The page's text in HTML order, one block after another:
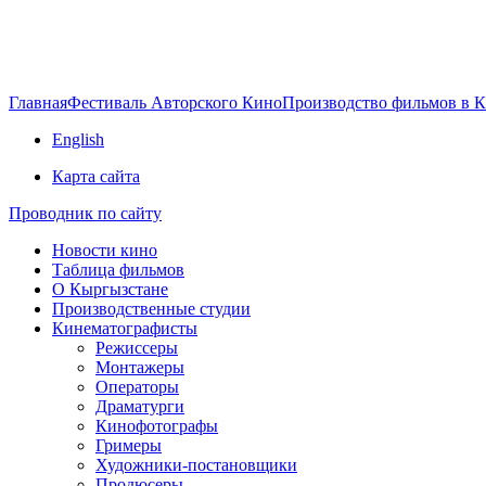
ГлавнаяФестиваль Авторского КиноПроизводство фильмов в
English
Карта сайта
Проводник по сайту
Новости кино
Таблица фильмов
О Кыргызстане
Производственные студии
Кинематографисты
Режиссеры
Монтажеры
Операторы
Драматурги
Кинофотографы
Гримеры
Художники-постановщики